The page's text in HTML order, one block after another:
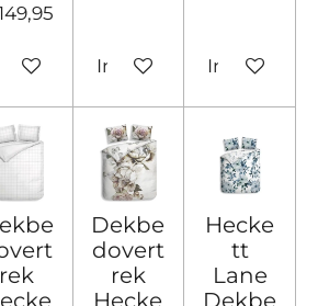
winkelwagenIn winkelwagen
In
rek
Dekbe
dovert
rek
Hecke
Hecke
tt
Lane
Dekbe